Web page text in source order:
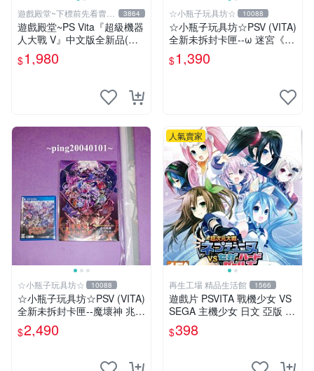
遊戲殿堂~下標前先看賣場
關於我
3864
遊戲殿堂~PS Vita『超級機器
人大戰 V』中文版全新品(內
含首批限定特典)
$1,980
☆小瓶子玩具坊☆ 10088
☆小瓶子玩具坊☆PSV (VITA)
全新未拆封卡匣--ω 迷宮《ω
Labyrinth》(亞版)
$1,390
☆小瓶子玩具坊☆ 10088
☆小瓶子玩具坊☆PSV (VITA)
全新未拆封卡匣--魔壞神 兆力
翁 Trader 店舖特典通常版
+特典--美術集
$2,490
人氣賣家
再生工場 精品生活館 1566
遊戲片 PSVITA 戰機少女 VS
SEGA 主機少女 日文 亞版 再
生工場 01
$398